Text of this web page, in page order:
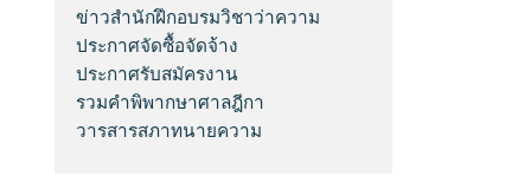
ข่าวสำนักฝึกอบรมวิชาว่าความ
ประกาศจัดซื้อจัดจ้าง
ประกาศรับสมัครงาน
รวมคำพิพากษาศาลฎีกา
วารสารสภาทนายความ